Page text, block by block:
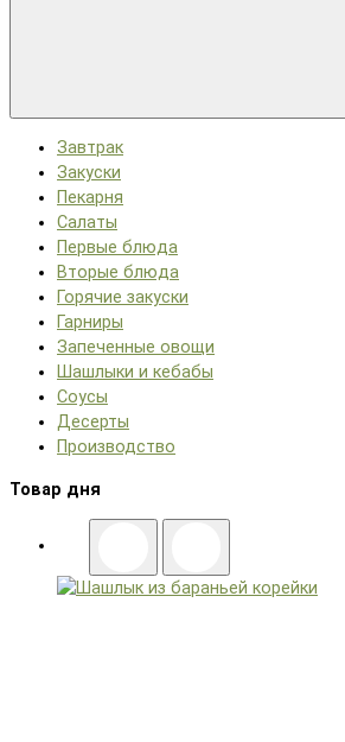
Завтрак
Закуски
Пекарня
Салаты
Первые блюда
Вторые блюда
Горячие закуски
Гарниры
Запеченные овощи
Шашлыки и кебабы
Соусы
Десерты
Производство
Товар дня